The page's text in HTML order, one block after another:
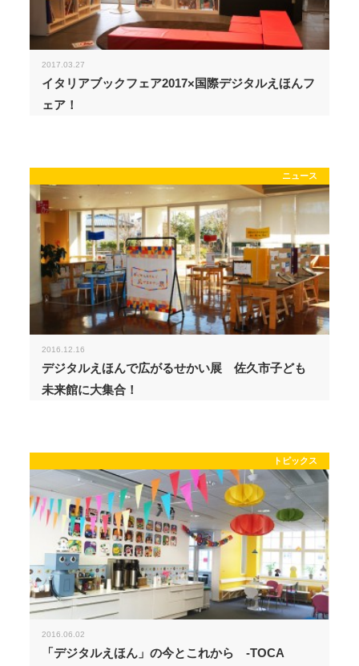
2017.03.27
イタリアブックフェア2017×国際デジタルえほんフ
ェア！
ニュース
2016.12.16
デジタルえほんで広がるせかい展 佐久市子ども
未来館に大集合！
トピックス
2016.06.02
「デジタルえほん」の今とこれから -TOCA